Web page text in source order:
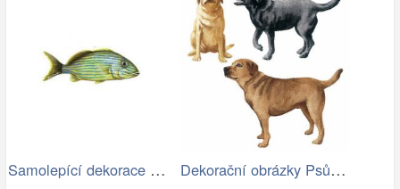
Samolepící dekorace Grunt velký Dekorační obrázky Psů - dekorace psi